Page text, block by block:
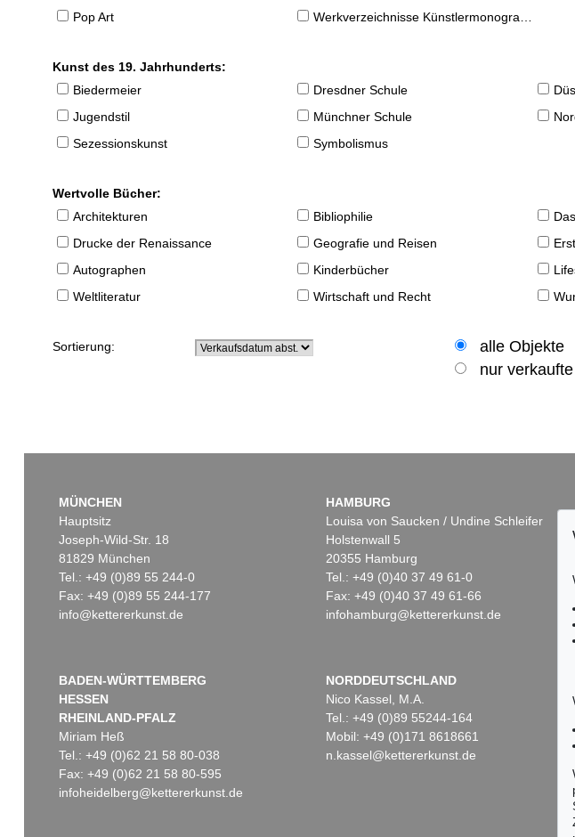
Pop Art
Werkverzeichnisse Künstlermonographien
Kunst des 19. Jahrhunderts:
Biedermeier
Dresdner Schule
Jugendstil
Münchner Schule
Sezessionskunst
Symbolismus
Wertvolle Bücher:
Architekturen
Bibliophilie
Drucke der Renaissance
Geografie und Reisen
Autographen
Kinderbücher
Weltliteratur
Wirtschaft und Recht
Sortierung: alle Objekte
nur
MÜNCHEN
Hauptsitz
Joseph-Wild-Str. 18
81829 München
Tel.: +49 (0)89 55 244-0
Fax: +49 (0)89 55 244-177
info@kettererkunst.de
HAMBURG
Louisa von Saucken / Undine Schleifer
Holstenwall 5
20355 Hamburg
Tel.: +49 (0)40 37 49 61-0
Fax: +49 (0)40 37 49 61-66
infohamburg@kettererkunst.de
BADEN-WÜRTTEMBERG
HESSEN
RHEINLAND-PFALZ
Miriam Heß
Tel.: +49 (0)62 21 58 80-038
Fax: +49 (0)62 21 58 80-595
infoheidelberg@kettererkunst.de
NORDDEUTSCHLAND
Nico Kassel, M.A.
Tel.: +49 (0)89 55244-164
Mobil: +49 (0)171 8618661
n.kassel@kettererkunst.de